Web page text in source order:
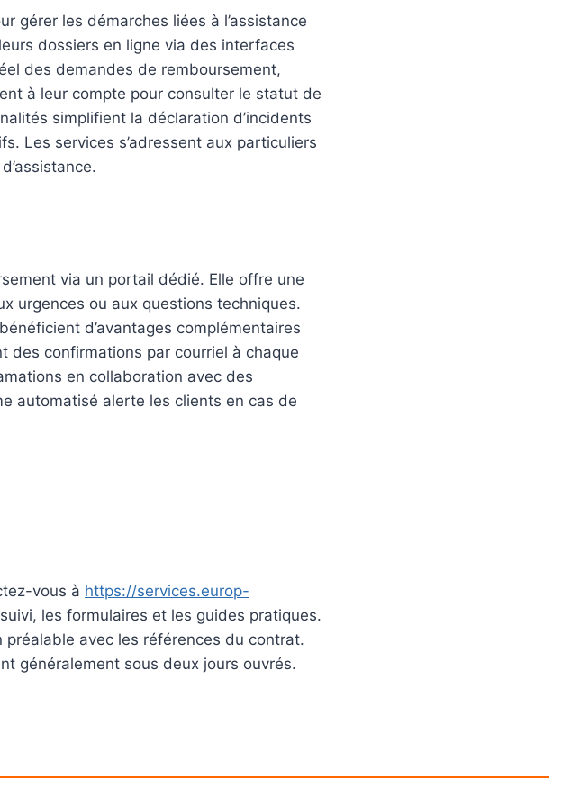
gérer les démarches liées à l’assistance
dossiers en ligne via des interfaces
des demandes de remboursement,
à leur compte pour consulter le statut de
simplifient la déclaration d’incidents
Les services s’adressent aux particuliers
via un portail dédié. Elle offre une
urgences ou aux questions techniques.
d’avantages complémentaires
des confirmations par courriel à chaque
en collaboration avec des
automatisé alerte les clients en cas de
vous à https://services.europ-
les formulaires et les guides pratiques.
avec les références du contrat.
généralement sous deux jours ouvrés.